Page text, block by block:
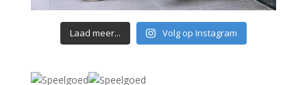
Laad meer... Volg op Instagram